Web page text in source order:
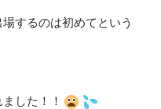
するのは初めてという
した！！